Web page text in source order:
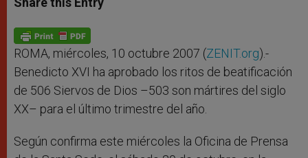
s
p
p
e
g
e
r
b
o
k
ROMA, miércoles, 10 octubre 2007 (ZENIT.org).-
Benedicto XVI ha aprobado los ritos de beatificación
de 506 Siervos de Dios –503 son mártires del siglo
XX– para el último trimestre del año.
Según confirma este miércoles la Oficina de Prensa